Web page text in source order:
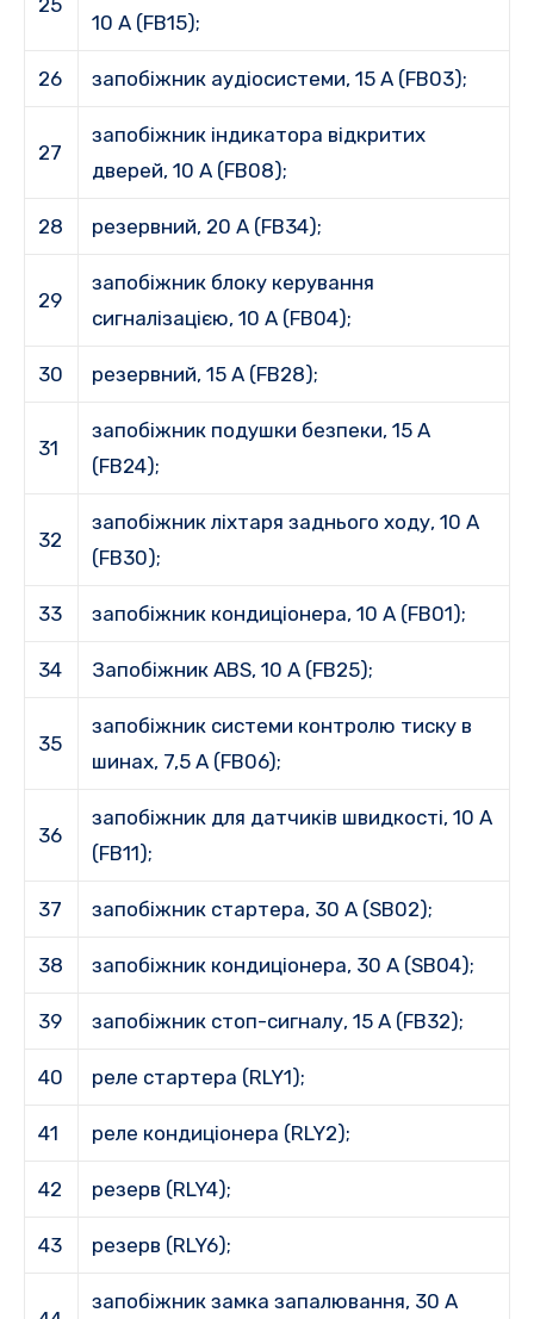
10 A (FB15);
26 запобіжник аудіосистеми, 15 A (FB03);
27
запобіжник індикатора відкритих
дверей, 10 A (FB08);
28 резервний, 20 А (FB34);
29
запобіжник блоку керування
сигналізацією, 10 A (FB04);
30 резервний, 15 А (FB28);
31
запобіжник подушки безпеки, 15 A
(FB24);
32
запобіжник ліхтаря заднього ходу, 10 A
(FB30);
33 запобіжник кондиціонера, 10 A (FB01);
34 Запобіжник ABS, 10 A (FB25);
35
запобіжник системи контролю тиску в
шинах, 7,5 A (FB06);
36
запобіжник для датчиків швидкості, 10 А
(FB11);
37 запобіжник стартера, 30 A (SB02);
38 запобіжник кондиціонера, 30 A (SB04);
39 запобіжник стоп-сигналу, 15 A (FB32);
40 реле стартера (RLY1);
41 реле кондиціонера (RLY2);
42 резерв (RLY4);
43 резерв (RLY6);
запобіжник замка запалювання, 30 A